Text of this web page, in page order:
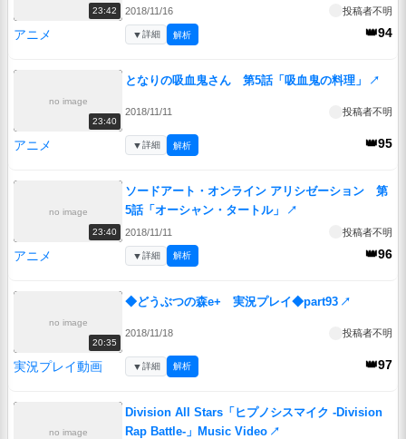
23:42 2018/11/16 投稿者不明
アニメ 👑94
▼詳細 解析
no image
23:40
となりの吸血鬼さん 第5話「吸血鬼の料理」 ↗
2018/11/11 投稿者不明
アニメ 👑95
▼詳細 解析
no image
23:40
ソードアート・オンライン アリシゼーション 第
5話「オーシャン・タートル」
↗
2018/11/11 投稿者不明
アニメ 👑96
▼詳細 解析
no image
20:35
◆どうぶつの森e+ 実況プレイ◆part93 ↗
2018/11/18 投稿者不明
実況プレイ動画 👑97
▼詳細 解析
no image
Division All Stars「ヒプノシスマイク -Division
Rap Battle-」Music Video ↗